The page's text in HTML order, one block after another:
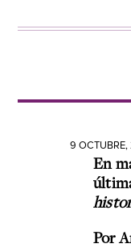
9 OCTUBRE,
En
Por